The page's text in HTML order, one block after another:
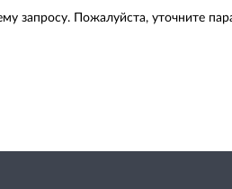
запросу. Пожалуйста, уточните